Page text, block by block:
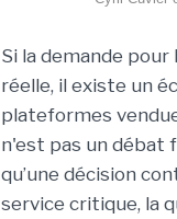
Si la demande
réelle, il existe un
plateformes
n'est pas un débat
qu’une décision
service critique, la